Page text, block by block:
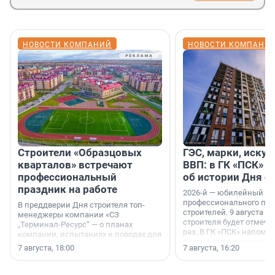
НОВОСТИ КОМПАНИЙ
Строители «Образцовых
кварталов» встречают
профессиональный
праздник на работе
В преддверии Дня строителя топ-
менеджеры компании «СЗ
„Терминал-Ресурс“ — о планах
компании, испытаниях и поводах для
осторожного оптимизма.
7 августа, 18:00
НОВОСТИ
ГЭС, марки,
ВВП: в ГК «ПСК»
об истории Дня
2026-й — юбилейный
профессионального
строителей. 9 августа
строителя будет
раз. В ГК «ПСК»
поменялась роль
7 августа, 16:20